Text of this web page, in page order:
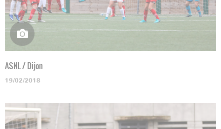
ASNL / Dijon
19/02/2018